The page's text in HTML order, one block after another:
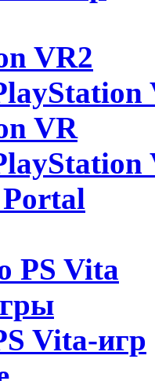
VR2
VR
PS Vita
Vita-игр